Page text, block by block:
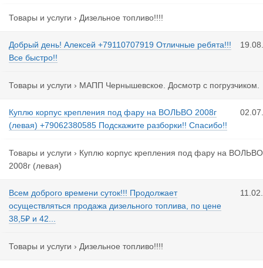
Товары и услуги › Дизельное топливо!!!!
Добрый день! Алексей +79110707919 Отличные ребята!!!
Все быстро!!
Товары и услуги › МАПП Чернышевское. Досмотр с погрузчиком.
Куплю корпус крепления под фару на ВОЛЬВО 2008г
(левая) +79062380585 Подскажите разборки!! Спасибо!!
Товары и услуги › Куплю корпус крепления под фару на ВОЛЬВО
2008г (левая)
Всем доброго времени суток!!! Продолжает
осуществляться продажа дизельного топлива, по цене
38,5₽ и 42...
Товары и услуги › Дизельное топливо!!!!